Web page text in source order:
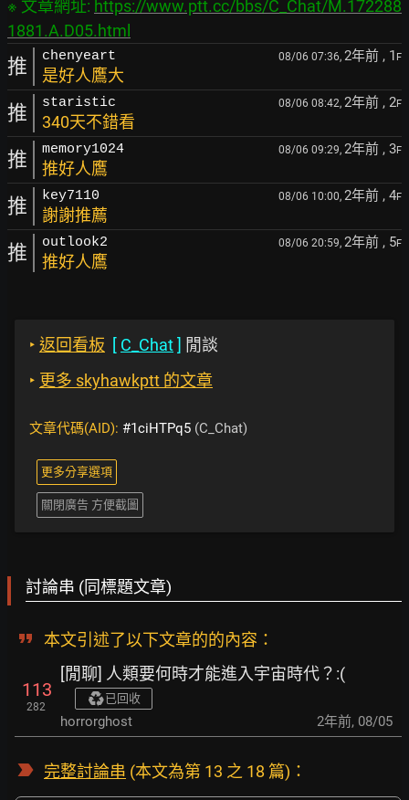
※ 文章網址: https://www.ptt.cc/bbs/C_Chat/M.172288
1881.A.D05.html
推 chenyeart 08/06 07:36, 2年前 , 1 F
是好人鷹大
推 staristic 08/06 08:42, 2年前 , 2F
340天不錯看
推 memory1024 08/06 09:29, 2年前 , 3F
推好人鷹
推 key7110 08/06 10:00, 2年前 , 4F
謝謝推薦
推 outlook2 08/06 20:59, 2年前 , 5F
推好人鷹
‣ 返回看板 [ C_Chat] 閒談
‣ 更多 skyhawkptt 的文章
文章代碼(AID): #1ciHTPq5 (C_Chat)
更多分享選項
關閉廣告 方便截圖
討論串 (同標題文章)
本文引述了以下文章的的內容：
113
282
[閒聊] 人類要何時才能進入宇宙時代？:(
已回收
horrorghost 2年前, 08/05
完整討論串 (本文為第 13 之 18 篇)：